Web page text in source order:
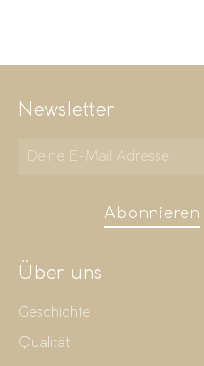
Newsletter
Abonnieren
Über uns
Geschichte
Qualität